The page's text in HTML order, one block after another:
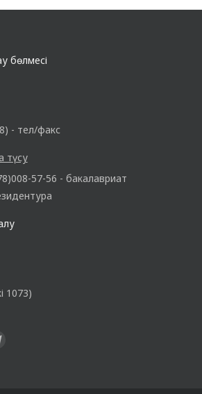
бөлмесі
- тел/факс
түсу
57-56 - бакалавриат
1073)